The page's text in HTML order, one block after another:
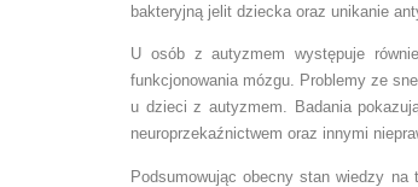
bakteryjną jelit dziecka oraz unikanie
U osób z autyzmem występuje
funkcjonowania mózgu. Problemy ze
u dzieci z autyzmem. Badania
neuroprzekaźnictwem oraz innymi
Podsumowując obecny stan wiedzy